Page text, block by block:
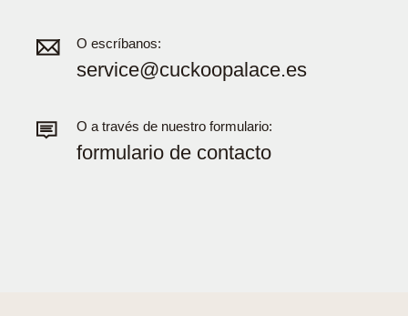
O escríbanos:
service@cuckoopalace.es
O a través de nuestro formulario:
formulario de contacto